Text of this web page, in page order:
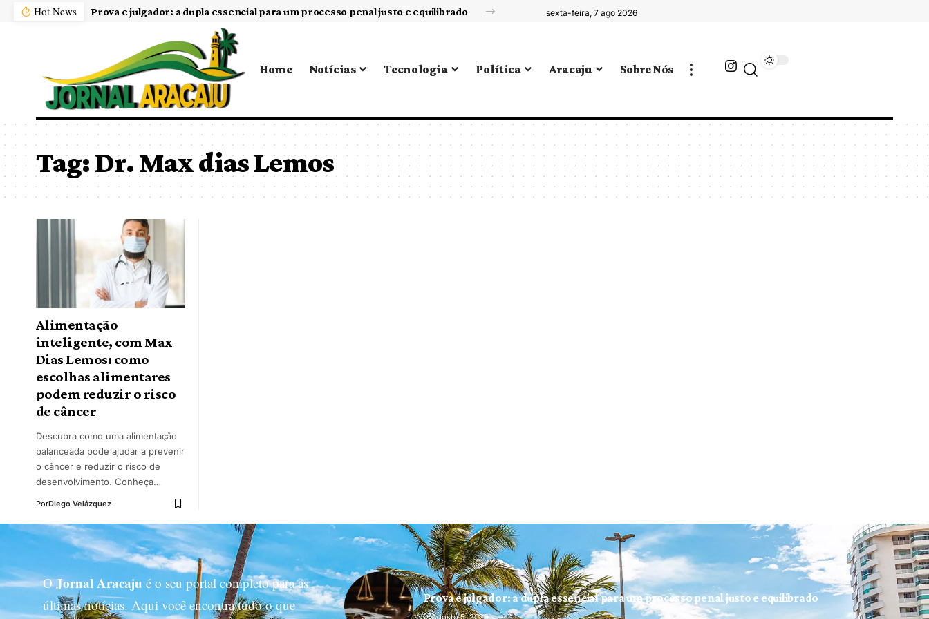
Hot News Prova e julgador: a dupla essencial para um processo penal justo e equilibrado sexta-feira, 7 ago 2026
Home Notícias Tecnologia Política Aracaju Sobre Nós
Tag:Dr. Max dias Lemos
Alimentação
inteligente, com Max
Dias Lemos: como
escolhas alimentares
podem reduzir o risco
de câncer
Descubra como uma alimentação
balanceada pode ajudar a prevenir
o câncer e reduzir o risco de
desenvolvimento. Conheça…
PorDiego Velázquez
OJornal Aracaju é o seu portal completo para as
últimas notícias. Aqui você encontra tudo o que
Prova e julgador: a dupla essencial para um processo penal justo e equilibrado